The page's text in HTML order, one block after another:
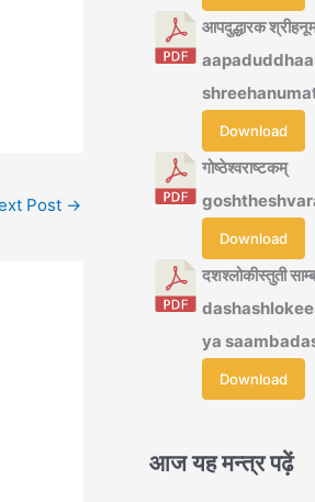
Post →
आपदुद्धारक
Download
गोष्ठेश्वराष्टकम्
Download
दशश्लोकीस्तुती
ya
Download
आज यह मन्त्र पढ़ें